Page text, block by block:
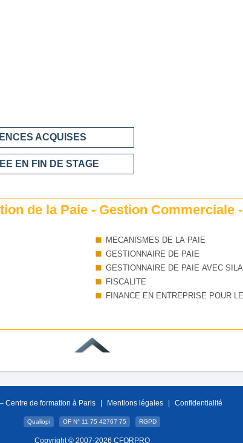
ACQUISES
EN FIN DE STAGE
de la Paie - Gestion Commerciale
MECANISMES DE LA PAIE
GESTIONNAIRE DE PAIE
GESTIONNAIRE DE PAIE AVEC
FISCALITE
FINANCE EN ENTREPRISE POUR
– Centre de formation à Paris | Mentions légales | Confidentialité
Qualiopi OF N° 11 75 42767 75 RGPD
Copyright © 2007-2026 CFORPRO